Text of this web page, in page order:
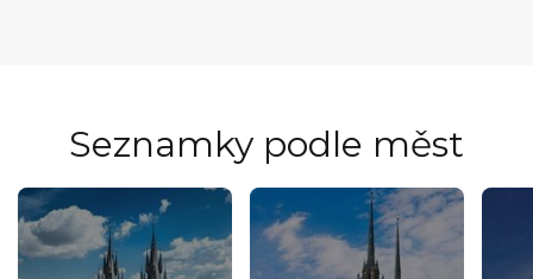
Seznamky podle měst